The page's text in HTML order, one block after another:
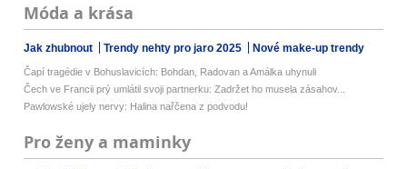
Móda a krása
Jak zhubnout Trendy nehty pro jaro 2025 Nové make-up trendy
Čapí tragédie v Bohuslavicích: Bohdan, Radovan a Amálka uhynuli
Čech ve Francii prý umlátil svoji partnerku: Zadržet ho musela zásahov...
Pawlowské ujely nervy: Halina nařčena z podvodu!
Pro ženy a maminky